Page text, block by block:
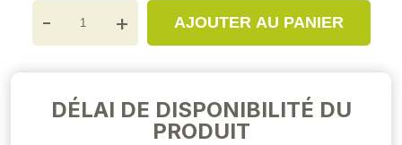
- + AJOUTER AU PANIER
DÉLAI DE DISPONIBILITÉ DU
PRODUIT